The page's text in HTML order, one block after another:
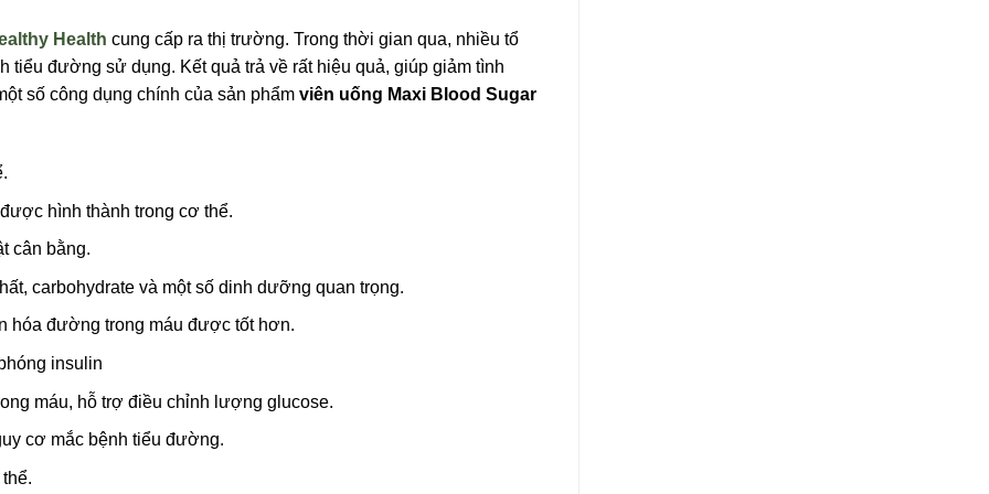
Health cung cấp ra thị trường. Trong thời gian qua, nhiều tổ
đường sử dụng. Kết quả trả về rất hiệu quả, giúp giảm tình
số công dụng chính của sản phẩm viên uống Maxi Blood Sugar
hình thành trong cơ thể.
cân bằng.
carbohydrate và một số dinh dưỡng quan trọng.
hóa đường trong máu được tốt hơn.
insulin
máu, hỗ trợ điều chỉnh lượng glucose.
cơ mắc bệnh tiểu đường.